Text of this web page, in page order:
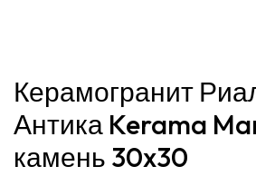
Керамогранит
Антика Kerama
камень 30x30